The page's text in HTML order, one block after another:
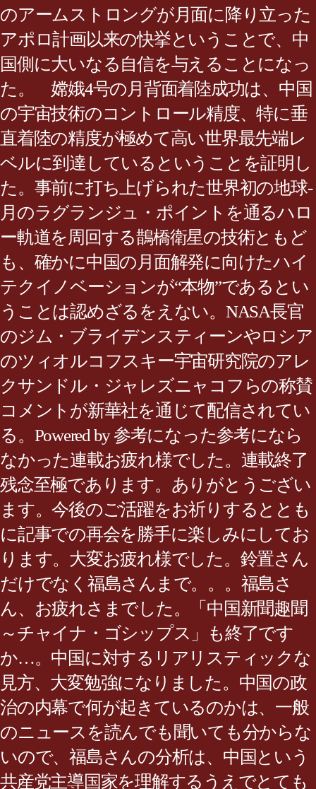
のアームストロングが月面に降り立った
アポロ計画以来の快挙ということで、中
国側に大いなる自信を与えることになっ
た。 嫦娥4号の月背面着陸成功は、中国
の宇宙技術のコントロール精度、特に垂
直着陸の精度が極めて高い世界最先端レ
ベルに到達しているということを証明し
た。事前に打ち上げられた世界初の地球-
月のラグランジュ・ポイントを通るハロ
ー軌道を周回する鵲橋衛星の技術ともど
も、確かに中国の月面解発に向けたハイ
テクイノベーションが“本物”であるとい
うことは認めざるをえない。NASA長官
のジム・ブライデンスティーンやロシア
のツィオルコフスキー宇宙研究院のアレ
クサンドル・ジャレズニャコフらの称賛
コメントが新華社を通じて配信されてい
る。Powered by 参考になった参考になら
なかった連載お疲れ様でした。連載終了
残念至極であります。ありがとうござい
ます。今後のご活躍をお祈りするととも
に記事での再会を勝手に楽しみにしてお
ります。大変お疲れ様でした。鈴置さん
だけでなく福島さんまで。。。福島さ
ん、お疲れさまでした。「中国新聞趣聞
～チャイナ・ゴシップス」も終了です
か…。中国に対するリアリスティックな
見方、大変勉強になりました。中国の政
治の内幕で何が起きているのかは、一般
のニュースを読んでも聞いても分からな
いので、福島さんの分析は、中国という
共産党主導国家を理解するうえでとても